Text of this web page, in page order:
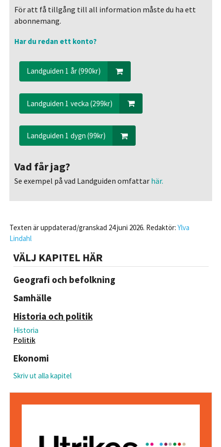
För att få tillgång till all information måste du ha ett
abonnemang.
Har du redan ett konto?
Landguiden 1 år (990kr)
Landguiden 1 vecka (299kr)
Landguiden 1 dygn (99kr)
Vad får jag?
Se exempel på vad Landguiden omfattarhär.
Texten är uppdaterad/granskad 24 juni 2026. Redaktör: Ylva
Lindahl
VÄLJ KAPITEL HÄR
Geografi och befolkning
Samhälle
Historia och politik
Historia
Politik
Ekonomi
Skriv ut alla kapitel